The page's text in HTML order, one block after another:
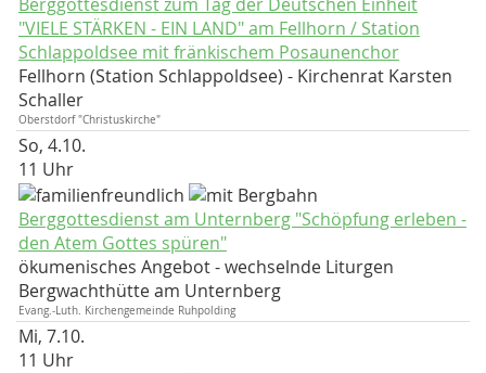
"VIELE STÄRKEN - EIN LAND" am Fellhorn / Station
Schlappoldsee mit fränkischem Posaunenchor
Fellhorn (Station Schlappoldsee)
Kirchenrat Karsten
Schaller
Oberstdorf "Christuskirche"
So, 4.10.
11 Uhr
Berggottesdienst am Unternberg "Schöpfung erleben -
den Atem Gottes spüren"
ökumenisches Angebot - wechselnde Liturgen
Bergwachthütte am Unternberg
Evang.-Luth. Kirchengemeinde Ruhpolding
Mi, 7.10.
11 Uhr